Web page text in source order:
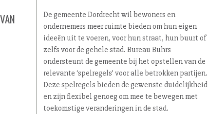
De gemeente Dordrecht wil bewoners en
ondernemers meer ruimte bieden om hun eigen
ideeën uit te voeren, voor hun straat, hun buurt of
zelfs voor de gehele stad. Bureau Buhrs
ondersteunt de gemeente bij het opstellen van de
relevante ‘spelregels’ voor alle betrokken partijen.
Deze spelregels bieden de gewenste dui­de­lijk­heid
en zijn flexibel genoeg om mee te bewegen met
toekomstige ver­an­de­rin­gen in de stad.